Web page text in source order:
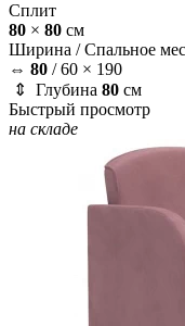
Сплит
80 × 80 см
Ширина /Спальное
⇔ 80 /60 × 190
⇕ Глубина 80 см
Быстрый просмотр
на складе